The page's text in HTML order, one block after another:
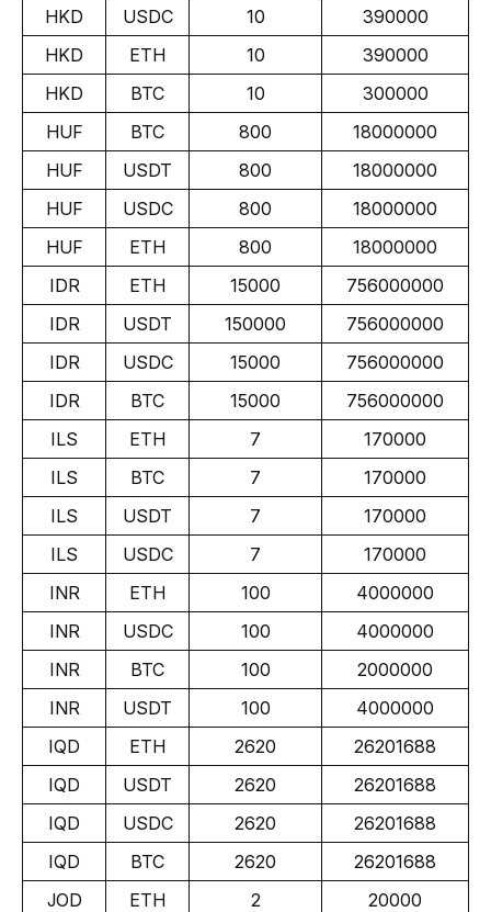
HKD
USDC 10
390000
HKD
ETH 10
390000
HKD
BTC 10
300000
HUF
BTC 800
18000000
HUF
USDT 800
18000000
HUF
USDC 800
18000000
HUF
ETH 800
18000000
IDR
ETH 15000
756000000
IDR
USDT 150000
756000000
IDR
USDC 15000
756000000
IDR
BTC 15000
756000000
ILS
ETH 7
170000
ILS
BTC 7
170000
ILS
USDT 7
170000
ILS
USDC 7
170000
INR
ETH 100
4000000
INR
USDC 100
4000000
INR
BTC 100
2000000
INR
USDT 100
4000000
IQD
ETH 2620
26201688
IQD
USDT 2620
26201688
IQD
USDC 2620
26201688
IQD
BTC 2620
26201688
JOD
ETH 2
20000